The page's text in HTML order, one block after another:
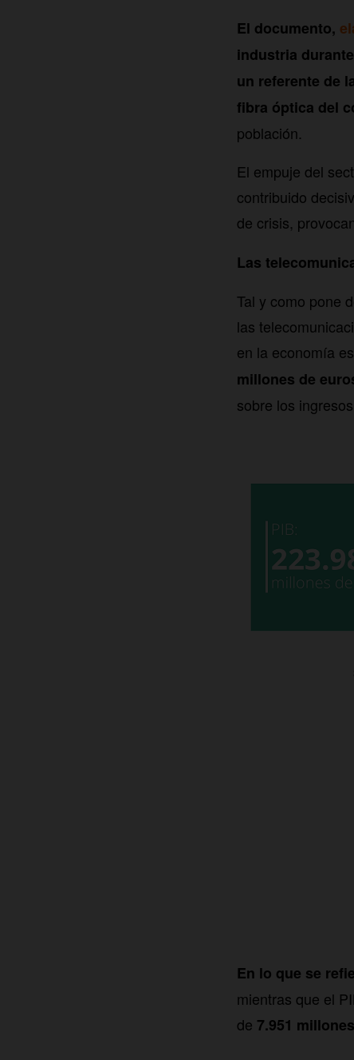
El documento,
industria
un referente de
fibra óptica del
población.
El empuje del
contribuido
de crisis,
Las
Tal y como pone
las
en la economía
millones de
sobre los
En lo que se
mientras que el
de 7.951